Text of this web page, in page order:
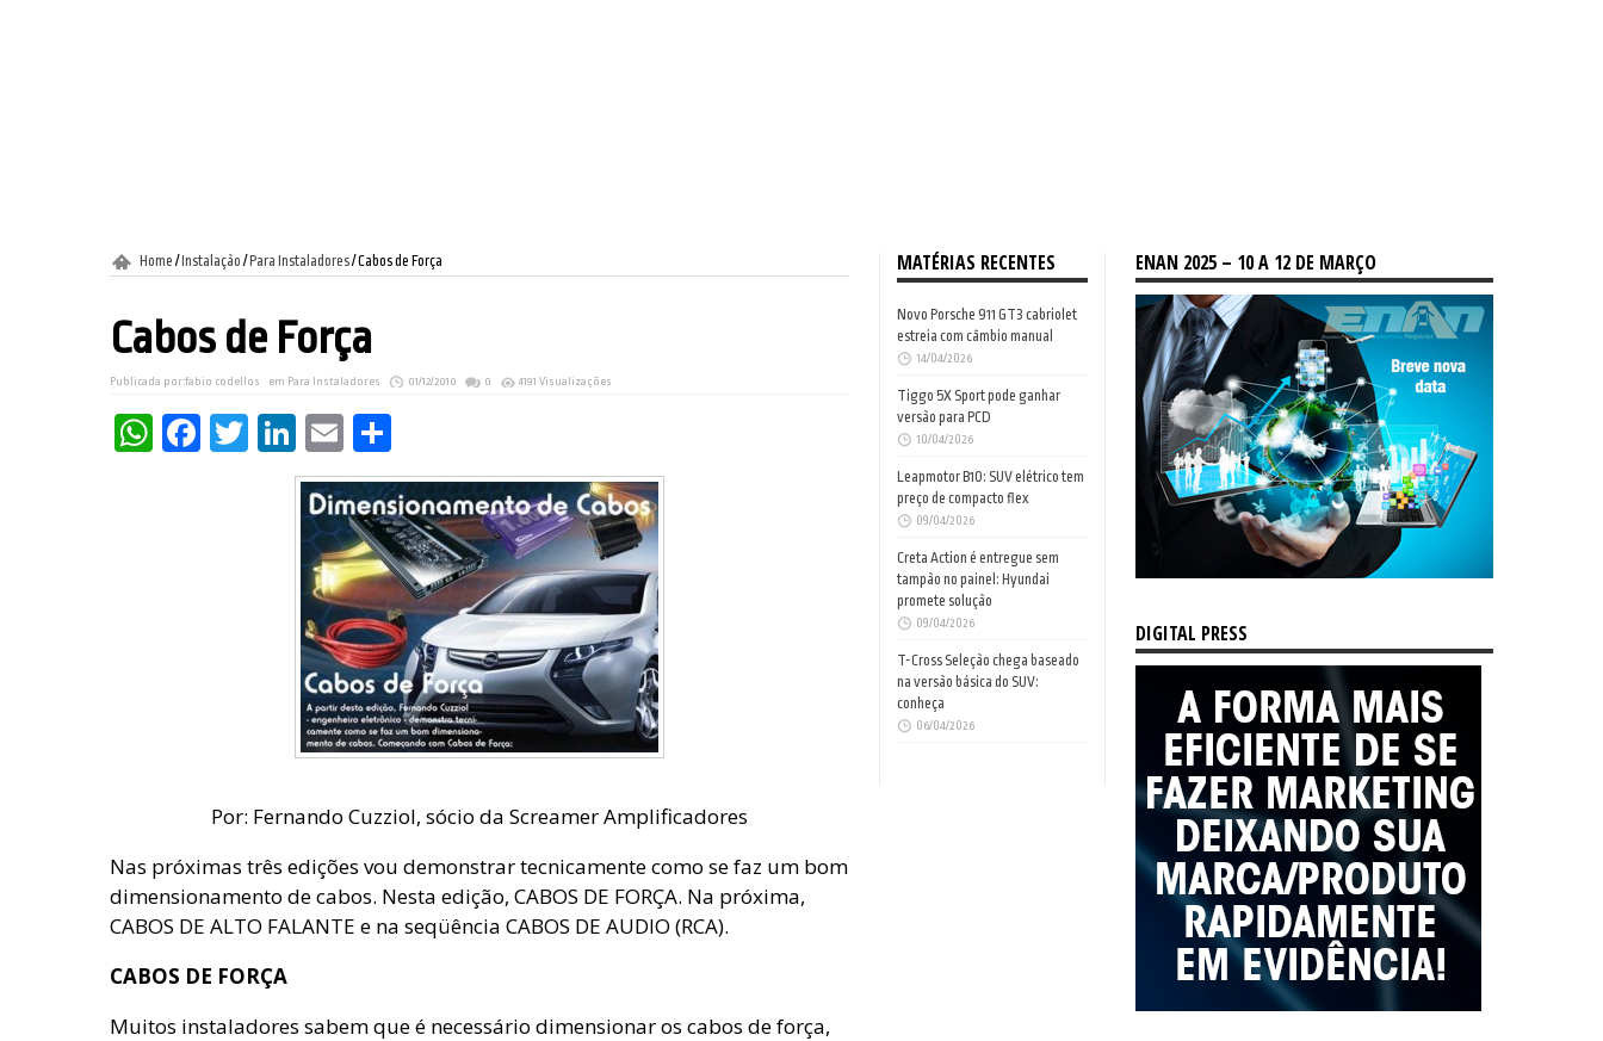
Home / Instalação / Para Instaladores/Cabos de Força
Cabos de Força
Publicada por:fabio codellos em Para Instaladores 01/12/2010 0 4191 Visualizações
WhatsApp
Facebook
Twitter
LinkedIn
Email
Por: Fernando Cuzziol, sócio da Screamer Amplificadores
Nas próximas três edições vou demonstrar tecnicamente como se faz um bom
dimensionamento de cabos. Nesta edição, CABOS DE FORÇA. Na próxima,
CABOS DE ALTO FALANTE e na seqüência CABOS DE AUDIO (RCA).
CABOS DE FORÇA
Muitos instaladores sabem que é necessário dimensionar os cabos de força,
MATÉRIAS RECENTES
Novo Porsche 911 GT3 cabriolet
estreia com câmbio manual
14/04/2026
Tiggo 5X Sport pode ganhar
versão para PCD
10/04/2026
Leapmotor B10: SUV elétrico tem
preço de compacto flex
09/04/2026
Creta Action é entregue sem
tampão no painel: Hyundai
promete solução
09/04/2026
T-Cross Seleção chega baseado
na versão básica do SUV:
conheça
06/04/2026
ENAN 2025 – 10 A 12 DE MARÇO
DIGITAL PRESS